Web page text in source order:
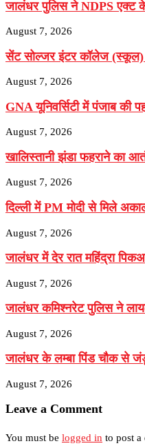
जालंधर पुलिस ने NDPS एक्ट
August 7, 2026
सेंट सोल्जर इंटर कॉलेज (स्कूल)
August 7, 2026
GNA यूनिवर्सिटी में पंजाब की
August 7, 2026
खालिस्तानी झंडा फहराने का
August 7, 2026
दिल्ली में PM मोदी से मिले
August 7, 2026
जालंधर में देर रात महिंद्रा
August 7, 2026
जालंधर कमिश्नरेट पुलिस ने
August 7, 2026
जालंधर के लम्बा पिंड चौक से
August 7, 2026
Leave a Comment
You must be logged in to post a